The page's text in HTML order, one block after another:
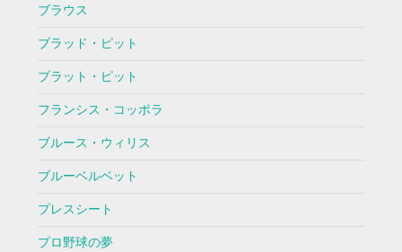
ブラウス
ブラッド・ピット
ブラット・ピット
フランシス・コッポラ
ブルース・ウィリス
ブルーベルベット
プレスシート
プロ野球の夢